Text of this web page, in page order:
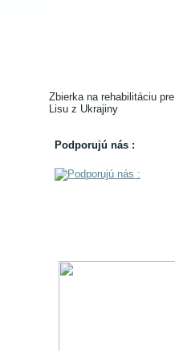
Zbierka na rehabilitáciu pre
Lisu z Ukrajiny
Podporujú nás :